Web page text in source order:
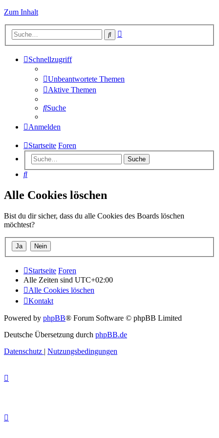
Zum Inhalt
Suche
Schnellzugriff
Unbeantwortete Themen
Aktive Themen
Suche
Anmelden
Startseite Foren
Suche
Suche
Alle Cookies löschen
Bist du dir sicher, dass du alle Cookies des Boards löschen
möchtest?
Startseite Foren
Alle Zeiten sind UTC+02:00
Alle Cookies löschen
Kontakt
Powered by phpBB® Forum Software © phpBB Limited
Deutsche Übersetzung durch phpBB.de
Datenschutz | Nutzungsbedingungen